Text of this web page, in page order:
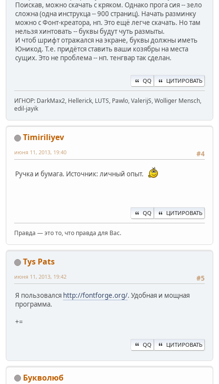
Поискав, можно скачать с кряком. Однако прога сия -- зело
сложна (одна инструкца -- 900 страниц). Начать разминку
можно с Фонт-креатора, нп. Это ещё легче скачать. Но там
нельзя хинтовать -- буквы будут чуть размыты.
И чтоб шрифт отражался на экране, буквы должны иметь
Юникод. Т.е. придётся ставить ваши козябры на места
сущих. Это не проблема -- нп. тенгвар так сделан.
QQ ЦИТИРОВАТЬ
ИГНОР: DarkMax2, Hellerick, LUTS, Pawlo, ValerijS, Wolliger Mensch,
edil-jayik
Timiriliyev
#4
июня 11, 2013, 19:40
Ручка и бумага. Источник: личный опыт.
QQ ЦИТИРОВАТЬ
Правда — это то, что правда для Вас.
Tys Pats
#5
июня 11, 2013, 19:42
Я пользовался http://fontforge.org/. Удобная и мощная
программа.
+=
QQ ЦИТИРОВАТЬ
Букволюб